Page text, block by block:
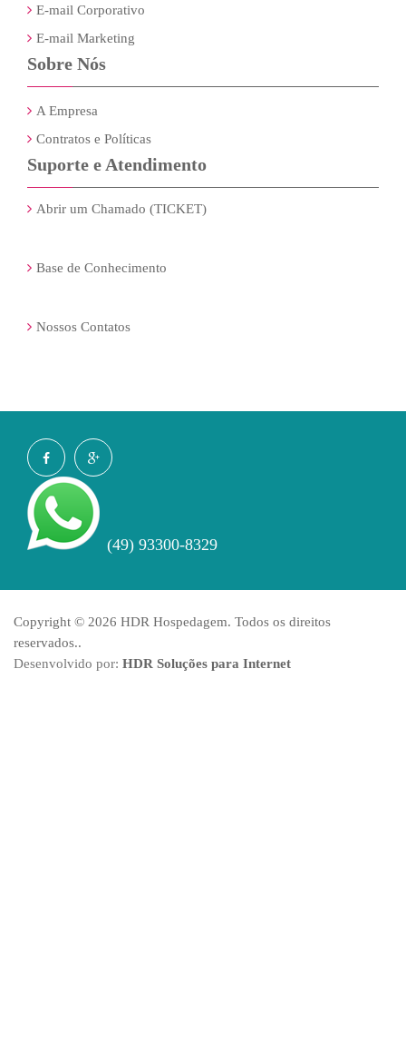
E-mail Corporativo
E-mail Marketing
Sobre Nós
A Empresa
Contratos e Políticas
Suporte e Atendimento
Abrir um Chamado (TICKET)
Base de Conhecimento
Nossos Contatos
(49) 93300-8329
Copyright © 2026 HDR Hospedagem. Todos os direitos
reservados..
Desenvolvido por: HDR Soluções para Internet